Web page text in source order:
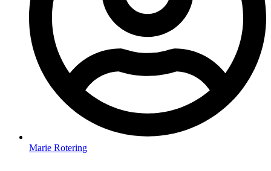
Marie Rotering